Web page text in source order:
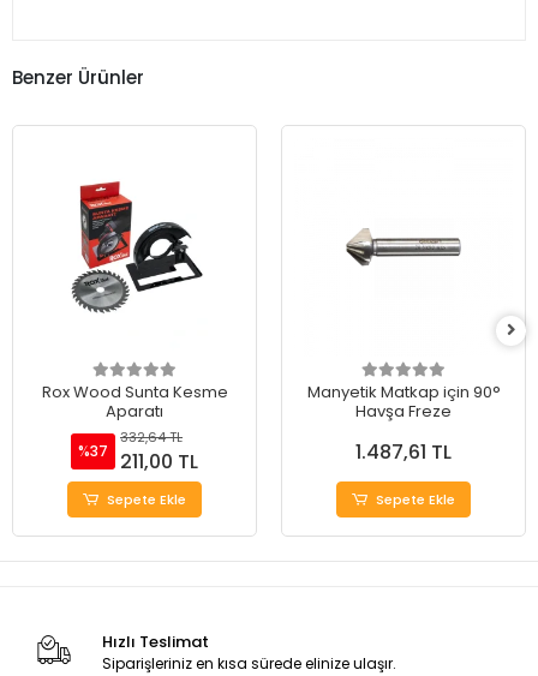
Benzer Ürünler
Rox Wood Sunta Kesme
Aparatı
%37
332,64 TL
211,00 TL
Sepete Ekle
Manyetik Matkap için 90°
Havşa Freze
1.487,61 TL
Sepete Ekle
Hızlı Teslimat
Siparişleriniz en kısa sürede elinize ulaşır.